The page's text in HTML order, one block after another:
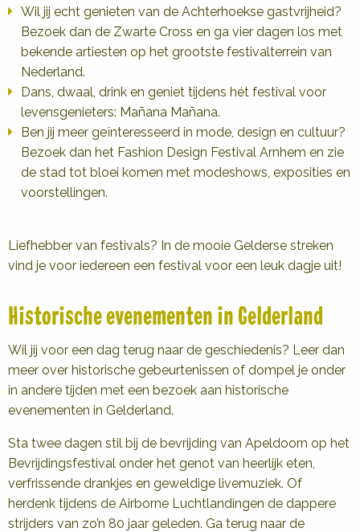
Wil jij echt genieten van de Achterhoekse gastvrijheid?
Bezoek dan de Zwarte Cross en ga vier dagen los met
bekende artiesten op het grootste festivalterrein van
Nederland.
Dans, dwaal, drink en geniet tijdens hét festival voor
levensgenieters: Mañana Mañana.
Ben jij meer geïnteresseerd in mode, design en cultuur?
Bezoek dan het Fashion Design Festival Arnhem en zie
de stad tot bloei komen met modeshows, exposities en
voorstellingen.
Liefhebber van festivals? In de mooie Gelderse streken
vind je voor iedereen een festival voor een leuk dagje uit!
Historische evenementen in Gelderland
Wil jij voor een dag terug naar de geschiedenis? Leer dan
meer over historische gebeurtenissen of dompel je onder
in andere tijden met een bezoek aan historische
evenementen in Gelderland.
Sta twee dagen stil bij de bevrijding van Apeldoorn op het
Bevrijdingsfestival onder het genot van heerlijk eten,
verfrissende drankjes en geweldige livemuziek. Of
herdenk tijdens de Airborne Luchtlandingen de dappere
strijders van zo’n 80 jaar geleden. Ga terug naar de